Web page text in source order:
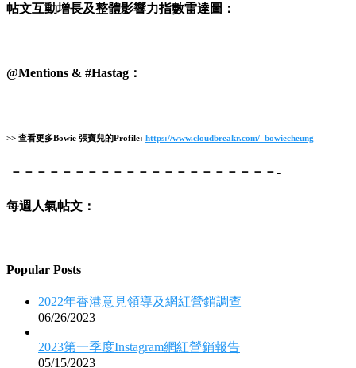
帖文互動增長及整體影響力指數雷達圖：
@Mentions & #Hastag：
>> 查看更多Bowie 張寶兒的Profile: https://www.cloudbreakr.com/_bowiecheung
－－－－－－－－－－－－－－－－－－－－－-
每週人氣帖文：
Popular Posts
2022年香港意見領導及網紅營銷調查
06/26/2023
2023第一季度Instagram網紅營銷報告
05/15/2023